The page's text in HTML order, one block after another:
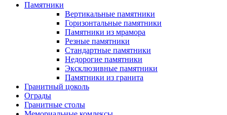
Памятники
Вертикальные памятники
Горизонтальные памятники
Памятники из мрамора
Резные памятники
Стандартные памятники
Недорогие памятники
Эксклюзивные памятники
Памятники из гранита
Гранитный цоколь
Ограды
Гранитные столы